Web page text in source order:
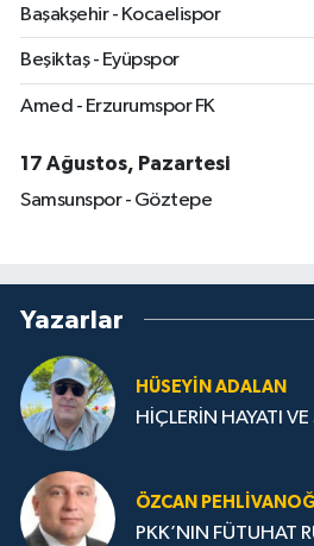
Başakşehir - Kocaelispor
Beşiktaş - Eyüpspor
Amed - Erzurumspor FK
17 Ağustos, Pazartesi
Samsunspor - Göztepe
Yazarlar
HÜSEYIN ADALAN
HİÇLERİN HAYATI
ÖZCAN
PKK’NIN FÜTUHAT